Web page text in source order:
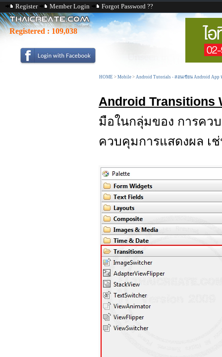
Register Member Login Forgot Password ??
Registered : 109,038
HOME > Mobile > Android Tutorials - สอนเขียน Android App
Android Transitions
มือในกลุ่มของ การคว
ควบคุมการแสดงผล เ